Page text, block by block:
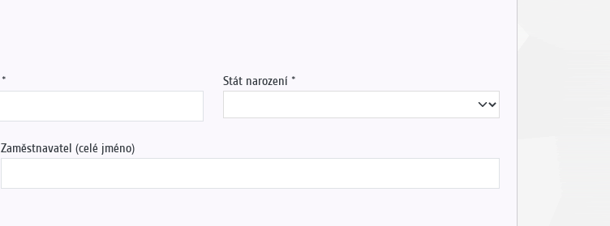
Stát narození
Zaměstnavatel (celé jméno)